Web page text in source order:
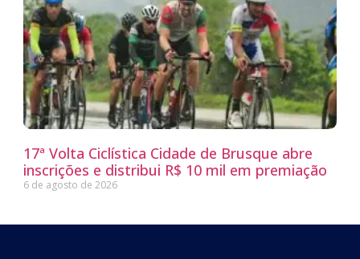
17ª Volta Ciclística Cidade de Brusque abre
inscrições e distribui R$ 10 mil em premiação
6 de agosto de 2026